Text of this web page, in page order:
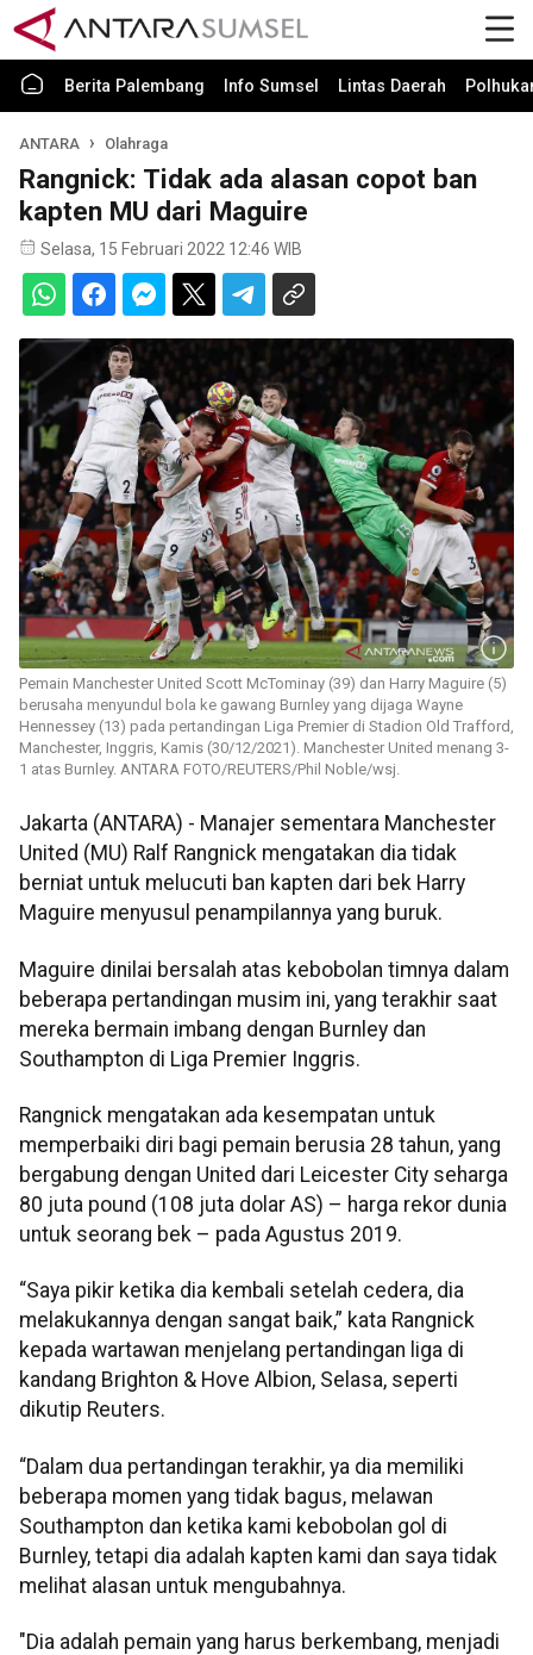
Berita Palembang Info Sumsel Lintas Daerah
ANTARA Olahraga
Rangnick: Tidak ada alasan copot ban
kapten MU dari Maguire
Selasa, 15 Februari 2022 12:46 WIB
Pemain Manchester United Scott McTominay (39) dan Harry Maguire (5)
berusaha menyundul bola ke gawang Burnley yang dijaga Wayne
Hennessey (13) pada pertandingan Liga Premier di Stadion Old Trafford,
Manchester, Inggris, Kamis (30/12/2021). Manchester United menang 3-
1 atas Burnley. ANTARA FOTO/REUTERS/Phil Noble/wsj.
Jakarta (ANTARA) - Manajer sementara Manchester
United (MU) Ralf Rangnick mengatakan dia tidak
berniat untuk melucuti ban kapten dari bek Harry
Maguire menyusul penampilannya yang buruk.
Maguire dinilai bersalah atas kebobolan timnya dalam
beberapa pertandingan musim ini, yang terakhir saat
mereka bermain imbang dengan Burnley dan
Southampton di Liga Premier Inggris.
Rangnick mengatakan ada kesempatan untuk
memperbaiki diri bagi pemain berusia 28 tahun, yang
bergabung dengan United dari Leicester City seharga
80 juta pound (108 juta dolar AS) – harga rekor dunia
untuk seorang bek – pada Agustus 2019.
“Saya pikir ketika dia kembali setelah cedera, dia
melakukannya dengan sangat baik,” kata Rangnick
kepada wartawan menjelang pertandingan liga di
kandang Brighton & Hove Albion, Selasa, seperti
dikutip Reuters.
“Dalam dua pertandingan terakhir, ya dia memiliki
beberapa momen yang tidak bagus, melawan
Southampton dan ketika kami kebobolan gol di
Burnley, tetapi dia adalah kapten kami dan saya tidak
melihat alasan untuk mengubahnya.
"Dia adalah pemain yang harus berkembang, menjadi